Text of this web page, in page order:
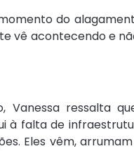
do
vê acontecendo e
Vanessa ressalta
à falta de
Eles vêm,